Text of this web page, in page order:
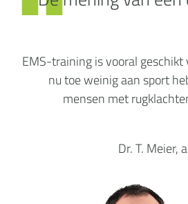
EMS-training is vooral
nu toe weinig aan sport
mensen met
Dr. T. Meier,